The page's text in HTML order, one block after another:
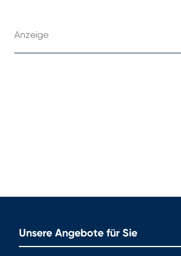
Anzeige
Unsere Angebote für Sie